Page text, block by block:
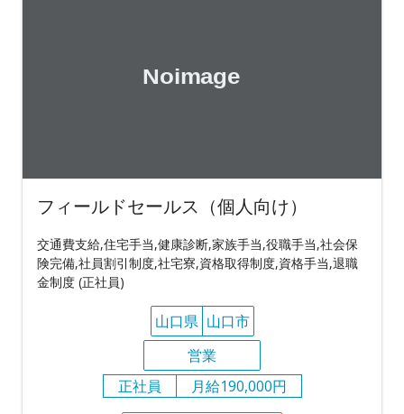
フィールドセールス（個人向け）
交通費支給,住宅手当,健康診断,家族手当,役職手当,社会保
険完備,社員割引制度,社宅寮,資格取得制度,資格手当,退職
金制度 (正社員)
山口県 山口市
営業
正社員
月給190,000円